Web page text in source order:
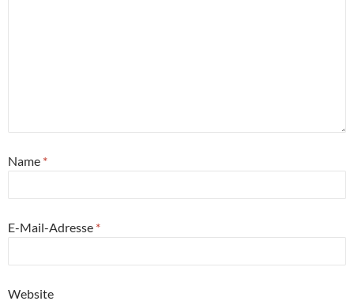
Name *
E-Mail-Adresse *
Website